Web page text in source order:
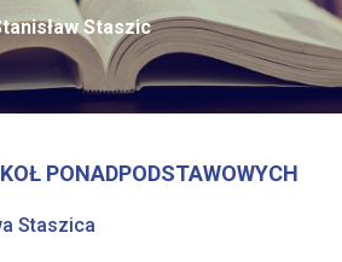
Staszic
PONADPODSTAWOWYCH
Staszica